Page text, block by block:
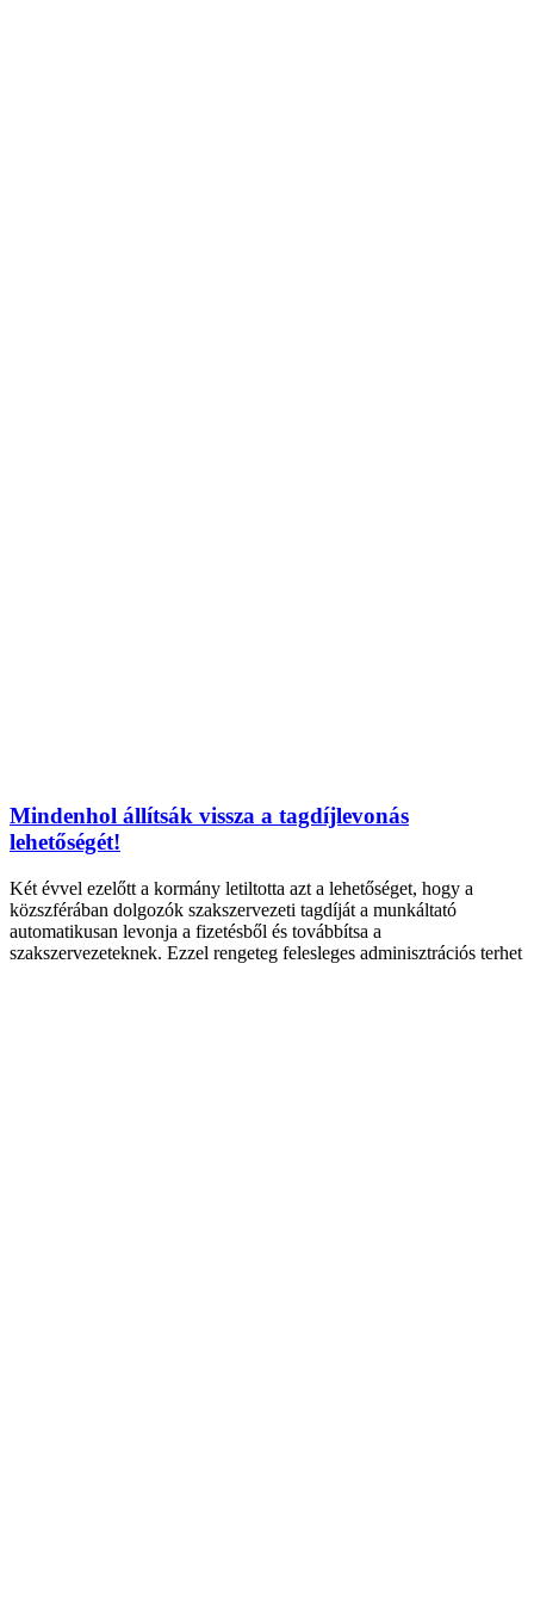
Mindenhol állítsák vissza a tagdíjlevonás
lehetőségét!
Két évvel ezelőtt a kormány letiltotta azt a lehetőséget, hogy a
közszférában dolgozók szakszervezeti tagdíját a munkáltató
automatikusan levonja a fizetésből és továbbítsa a
szakszervezeteknek. Ezzel rengeteg felesleges adminisztrációs terhet